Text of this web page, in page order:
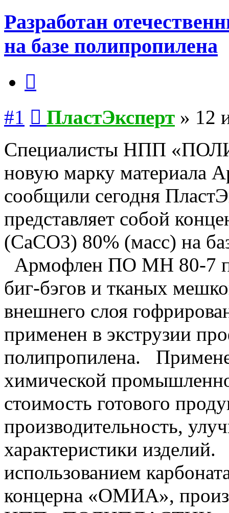
Разработан
на базе полипропилена
#1 ПластЭксперт » 12
Специалисты НПП
новую марку
сообщили сегодня
представляет собой
(CaCO3) 80% (масс) на
Армофлен ПО МН 80-7
биг-бэгов и тканых
внешнего слоя
применен в экструзии
полипропилена.
химической
стоимость готового
производительность,
характеристики
использованием
концерна «ОМИА»,